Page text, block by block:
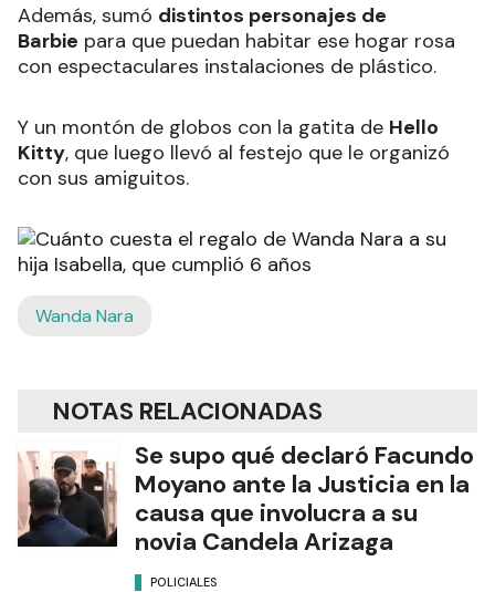
Además, sumó distintos personajes de
Barbie para que puedan habitar ese hogar rosa
con espectaculares instalaciones de plástico.
Y un montón de globos con la gatita de Hello
Kitty, que luego llevó al festejo que le organizó
con sus amiguitos.
Wanda Nara
NOTAS RELACIONADAS
Se supo qué declaró Facundo
Moyano ante la Justicia en la
causa que involucra a su
novia Candela Arizaga
POLICIALES